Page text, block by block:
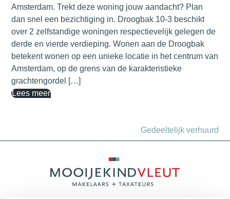
Amsterdam. Trekt deze woning jouw aandacht? Plan
dan snel een bezichtiging in. Droogbak 10-3 beschikt
over 2 zelfstandige woningen respectievelijk gelegen de
derde en vierde verdieping. Wonen aan de Droogbak
betekent wonen op een unieke locatie in het centrum van
Amsterdam, op de grens van de karakteristieke
grachtengordel […]
Lees meer
Gedeeltelijk verhuurd